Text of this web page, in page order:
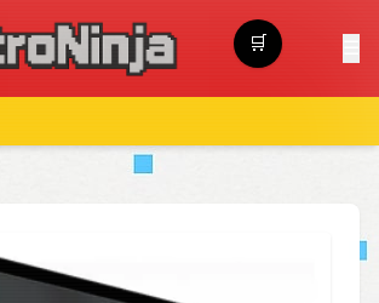
🛒
Winkelwagen